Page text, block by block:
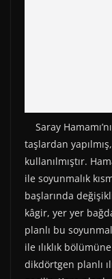
Saray
taşlardan
kullanılmıştır.
ile soyunmalık
başlarında
kâgir, yer yer
planlı bu
ile ılıklık
dikdörtgen planlı